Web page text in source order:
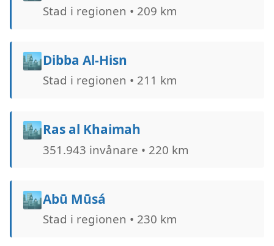
Stad i regionen • 209 km
🏙️Dibba Al-Hisn
Stad i regionen • 211 km
🏙️Ras al Khaimah
351.943 invånare • 220 km
🏙️Abū Mūsá
Stad i regionen • 230 km